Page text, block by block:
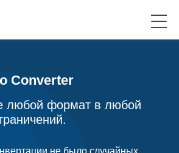
Converter
любой формат в любой
не было случайных